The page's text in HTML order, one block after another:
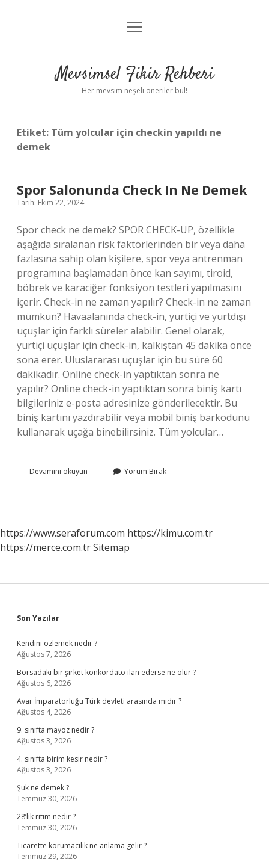
Anasayfa
Yasal Uyarı
menüyü
Mevsimsel Fikir Rehberi
Her mevsim neşeli öneriler bul!
Etiket: Tüm yolcular için checkin yapıldı ne
demek
Spor Salonunda Check In Ne Demek
Tarih: Ekim 22, 2024
Spor check ne demek? SPOR CHECK-UP, özellikle
aşağıda sıralanan risk faktörlerinden bir veya daha
fazlasına sahip olan kişilere, spor veya antrenman
programına başlamadan önce kan sayımı, tiroid,
böbrek ve karaciğer fonksiyon testleri yapılmasını
içerir. Check-in ne zaman yapılır? Check-in ne zaman
mümkün? Havaalanında check-in, yurtiçi ve yurtdışı
uçuşlar için farklı süreler alabilir. Genel olarak,
yurtiçi uçuşlar için check-in, kalkıştan 45 dakika önce
sona erer. Uluslararası uçuşlar için bu süre 60
dakikadır. Online check-in yaptıktan sonra ne
yapılır? Online check-in yaptıktan sonra biniş kartı
bilgileriniz e-posta adresinize gönderilecektir. Bu
biniş kartını yazdırabilir veya mobil biniş barkodunu
kullanarak uçağa binebilirsiniz. Tüm yolcular…
Devamını okuyun
Salonunda
Yorum Bırak
https://www.seraforum.com https://kimu.com.tr
https://merce.com.trSitemap
Sidebar
Son Yazılar
Kendini özlemek nedir ?
Ağustos 7, 2026
Borsadaki bir şirket konkordato ilan ederse ne olur ?
Ağustos 6, 2026
Avar İmparatorluğu Türk devleti arasında mıdır ?
Ağustos 4, 2026
9. sınıfta mayoz nedir ?
Ağustos 3, 2026
4. sınıfta birim kesir nedir ?
Ağustos 3, 2026
Şuk ne demek ?
Temmuz 30, 2026
28’lik ritim nedir ?
Temmuz 30, 2026
Ticarette korumacilik ne anlama gelir ?
Temmuz 29, 2026